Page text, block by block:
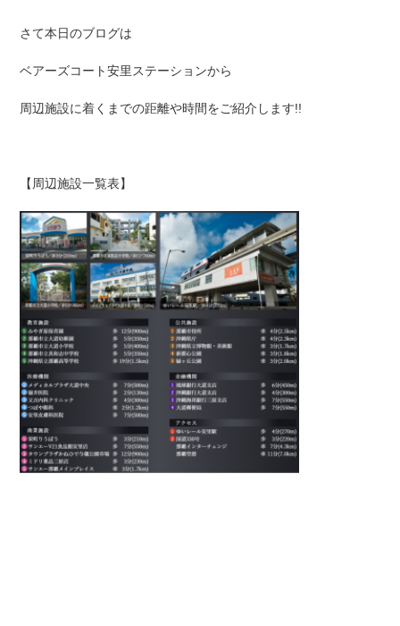
さて本日のブログは
ベアーズコート安里ステーションから
周辺施設に着くまでの距離や時間をご紹介します!!
【周辺施設一覧表】